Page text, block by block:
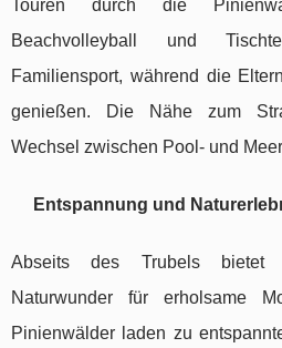
Touren durch die
Beachvolleyball und
Familiensport, während die
genießen. Die Nähe zum
Wechsel zwischen Pool- und
Entspannung und
Abseits des Trubels bietet
Naturwunder für erholsame
Pinienwälder laden zu